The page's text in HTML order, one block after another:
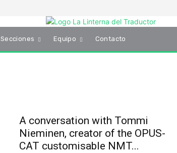
Secciones Equipo Contacto
A conversation with Tommi
Nieminen, creator of the OPUS-
CAT customisable NMT...